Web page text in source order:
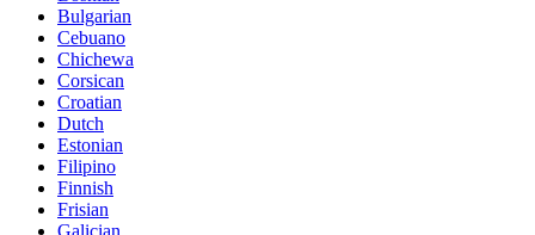
Bulgarian
Cebuano
Chichewa
Corsican
Croatian
Dutch
Estonian
Filipino
Finnish
Frisian
Galician